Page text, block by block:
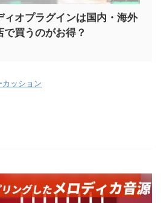
ィオプラグインは国内・海外
買うのがお得？
カッション